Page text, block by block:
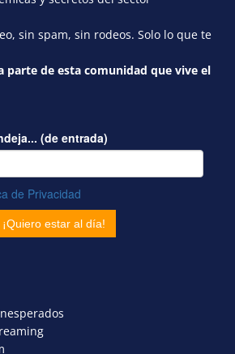
sin spam, sin rodeos. Solo lo que te
parte de esta comunidad que vive el